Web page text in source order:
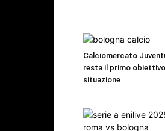
Calciomercato
resta il primo
situazione